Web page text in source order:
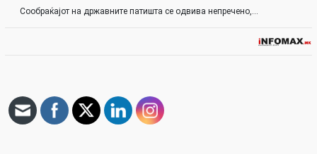
Сообраќајот на државните патишта се одвива непречено,…